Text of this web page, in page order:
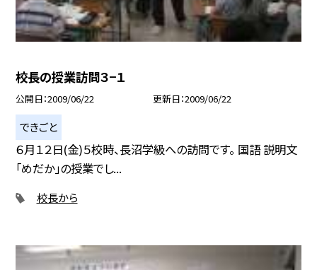
校長の授業訪問３−１
公開日 2009/06/22 更新日 2009/06/22
できごと
６月１２日(金)５校時、長沼学級への訪問です。 国語 説明文
「めだか」の授業でし...
校長から